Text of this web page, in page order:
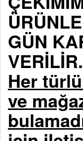
GÜN
VERİLİR.
Her
ve